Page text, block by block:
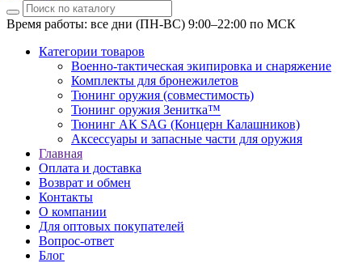
Время работы: все дни (ПН-ВС) 9:00–22:00 по МСК
Категории товаров
Военно-тактическая экипировка и снаряжение
Комплекты для бронежилетов
Тюнинг оружия (совместимость)
Тюнинг оружия Зенитка™
Тюнинг АК SAG (Концерн Калашников)
Аксессуары и запасные части для оружия
Главная
Оплата и доставка
Возврат и обмен
Контакты
О компании
Для оптовых покупателей
Вопрос-ответ
Блог